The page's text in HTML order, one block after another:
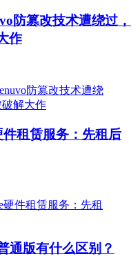
防篡改技术遭绕过，
作
租赁服务：先租后
通版有什么区别？